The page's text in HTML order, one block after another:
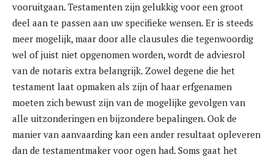
vooruitgaan. Testamenten zijn gelukkig voor een groot
deel aan te passen aan uw specifieke wensen. Er is steeds
meer mogelijk, maar door alle clausules die tegenwoordig
wel of juist niet opgenomen worden, wordt de adviesrol
van de notaris extra belangrijk. Zowel degene die het
testament laat opmaken als zijn of haar erfgenamen
moeten zich bewust zijn van de mogelijke gevolgen van
alle uitzonderingen en bijzondere bepalingen. Ook de
manier van aanvaarding kan een ander resultaat opleveren
dan de testamentmaker voor ogen had. Soms gaat het